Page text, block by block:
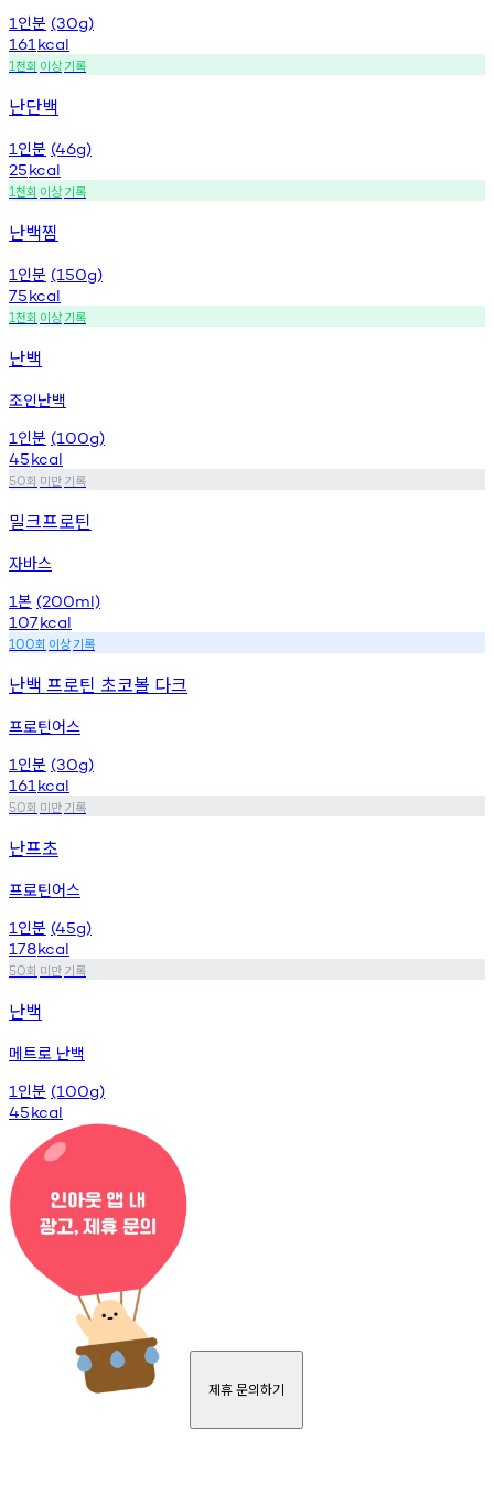
1 인분 (30g)
161 kcal
1천회 이상기록
난단백
1 인분 (46g)
25kcal
1천회 이상기록
난백찜
1 인분 (150g)
75kcal
1천회 이상기록
난백
조인난백
1 인분 (100g)
45kcal
50회 미만기록
밀크프로틴
자바스
1본 (200ml)
107kcal
100회 이상기록
난백 프로틴 초코볼 다크
프로틴어스
1 인분 (30g)
161 kcal
50회 미만기록
난프초
프로틴어스
1 인분 (45g)
178kcal
50회 미만기록
난백
메트로 난백
1 인분 (100g)
45kcal
제휴 문의하기